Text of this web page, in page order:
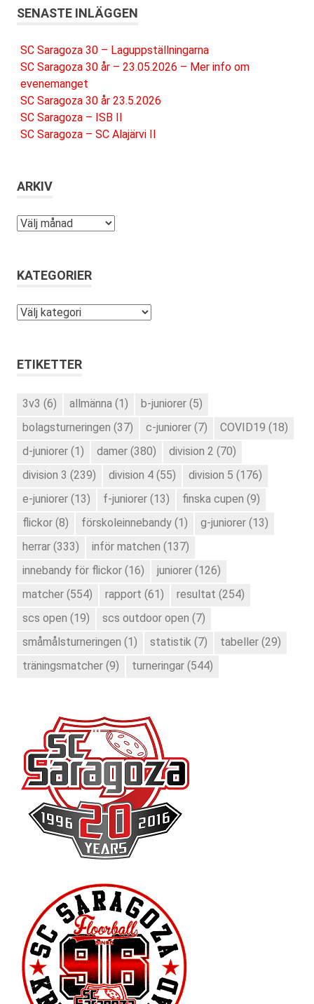
SENASTE INLÄGGEN
SC Saragoza 30 – Laguppställningarna
SC Saragoza 30 år – 23.05.2026 – Mer info om
evenemanget
SC Saragoza 30 år 23.5.2026
SC Saragoza – ISB II
SC Saragoza – SC Alajärvi II
ARKIV
Arkiv
KATEGORIER
Kategorier
ETIKETTER
3v3 (6) allmänna (1) b-juniorer (5)
bolagsturneringen (37) c-juniorer (7) COVID19 (18)
d-juniorer (1) damer (380) division 2 (70)
division 3 (239) division 4 (55) division 5 (176)
e-juniorer (13) f-juniorer (13) finska cupen (9)
flickor (8) förskoleinnebandy (1) g-juniorer (13)
herrar (333) inför matchen (137)
innebandy för flickor (16) juniorer (126)
matcher (554) rapport (61) resultat (254)
scs open (19) scs outdoor open (7)
småmålsturneringen (1) statistik (7) tabeller (29)
träningsmatcher (9) turneringar (544)